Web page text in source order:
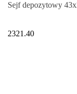
Sejf depozytowy
2321.40